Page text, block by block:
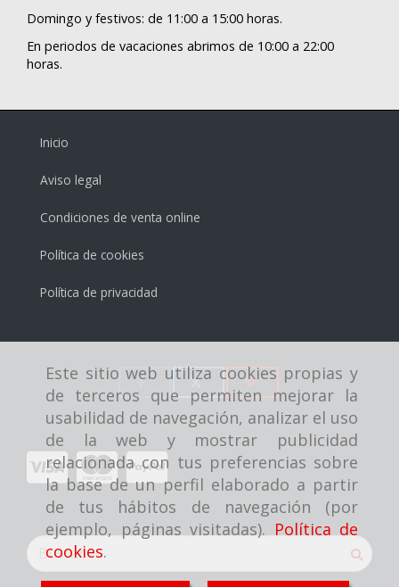
Este sitio web utiliza cookies propias y
de terceros que permiten mejorar la
usabilidad de navegación, analizar el uso
de la web y mostrar publicidad
relacionada con tus preferencias sobre
la base de un perfil elaborado a partir
de tus hábitos de navegación (por
ejemplo, páginas visitadas). Política de
cookies.
Domingo y festivos: de 11:00 a 15:00 horas.
En periodos de vacaciones abrimos de 10:00 a 22:00
horas.
Inicio
Aviso legal
Condiciones de venta online
Política de cookies
Política de privacidad